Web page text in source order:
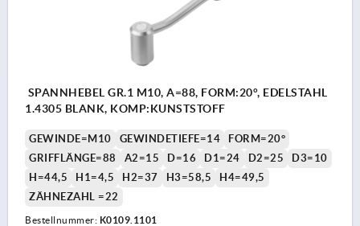
SPANNHEBEL GR.1 M10, A=88, FORM:20°, EDELSTAHL
1.4305 BLANK, KOMP:KUNSTSTOFF
GEWINDE=M10 GEWINDETIEFE=14
FORM=20°
GRIFFLÄNGE=88
A2=15 D=16 D1=24 D2=25
D3=10
H=44,5
H1=4,5 H2=37 H3=58,5
H4=49,5
ZÄHNEZAHL =22
Bestellnummer: K0109.1101